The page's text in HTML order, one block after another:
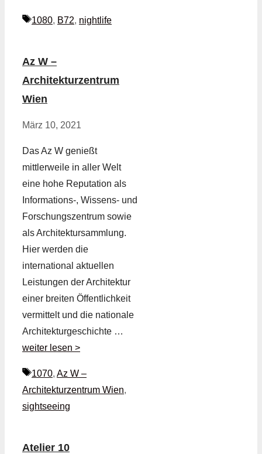
Schlagwörter
1080, B72, nightlife
Az W –
Architekturzentrum
Wien
März 10, 2021
Das Az W genießt
mittlerweile in aller Welt
eine hohe Reputation als
Informations-, Wissens- und
Forschungszentrum sowie
als Architektursammlung.
Hier werden die
international aktuellen
Leistungen der Architektur
einer breiten Öffentlichkeit
vermittelt und die nationale
Architekturgeschichte …
weiter lesen >
Schlagwörter
1070, Az W –
Architekturzentrum Wien,
sightseeing
Atelier 10